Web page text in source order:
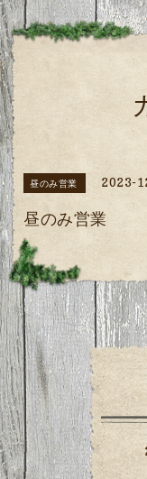
昼のみ営業 2023-
昼のみ営業